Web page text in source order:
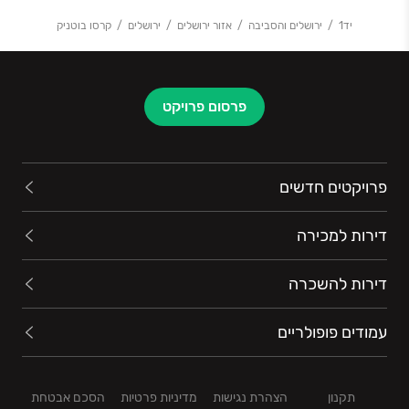
יד1 ירושלים והסביבה אזור ירושלים ירושלים קרסו בוטניק
פרסום פרויקט
פרויקטים חדשים
דירות למכירה
דירות להשכרה
עמודים פופולריים
תקנון הצהרת נגישות מדיניות פרטיות הסכם אבטחת